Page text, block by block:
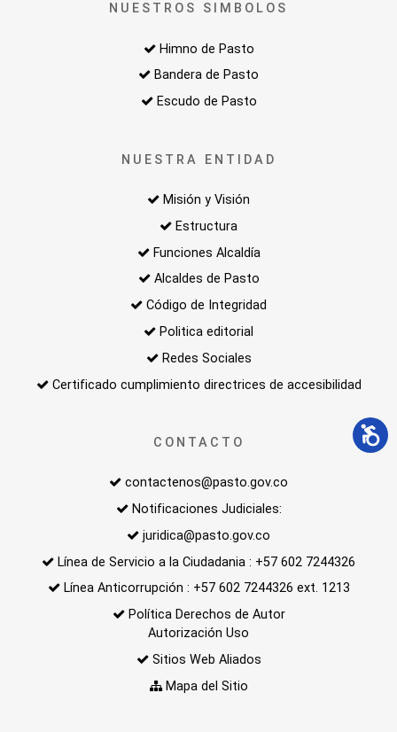
NUESTROS SIMBOLOS
Himno de Pasto
Bandera de Pasto
Escudo de Pasto
NUESTRA ENTIDAD
Misión y Visión
Estructura
Funciones Alcaldía
Alcaldes de Pasto
Código de Integridad
Politica editorial
Redes Sociales
Certificado cumplimiento directrices de accesibilidad
CONTACTO
contactenos@pasto.gov.co
Notificaciones Judiciales:
juridica@pasto.gov.co
Línea de Servicio a la Ciudadania : +57 602 7244326
Línea Anticorrupción : +57 602 7244326 ext. 1213
Política Derechos de Autor
Autorización Uso
Sitios Web Aliados
Mapa del Sitio